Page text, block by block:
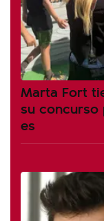
Marta Fort
su concurso
es